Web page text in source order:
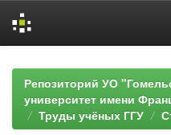
navigationРепозиторий УО
университет имени
Труды учёных ГГУ